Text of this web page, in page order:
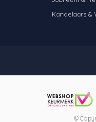
Kandelaars &
©